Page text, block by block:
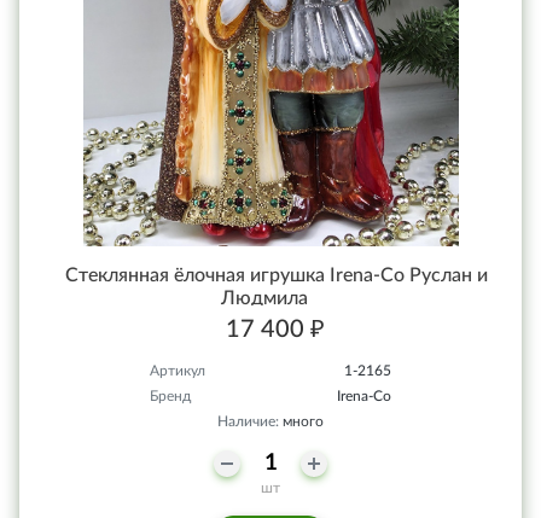
Стеклянная ёлочная игрушка Irena-Co Руслан и
Людмила
17 400 ₽
Артикул
1-2165
Бренд
Irena-Co
Наличие: много
шт